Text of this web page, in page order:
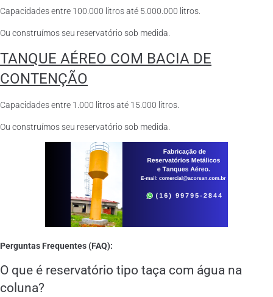
Capacidades entre 100.000 litros até 5.000.000 litros.
Ou construímos seu reservatório sob medida.
TANQUE AÉREO COM BACIA DE
CONTENÇÃO
Capacidades entre 1.000 litros até 15.000 litros.
Ou construímos seu reservatório sob medida.
Perguntas Frequentes (FAQ):
O que é reservatório tipo taça com água na
coluna?